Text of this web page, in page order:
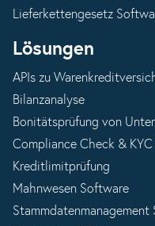
Lieferkettengesetz
Lösungen
APIs zu
Bilanzanalyse
Bonitätsprüfung von
Compliance Check &
Kreditlimitprüfung
Mahnwesen Software
Stammdatenmanagement